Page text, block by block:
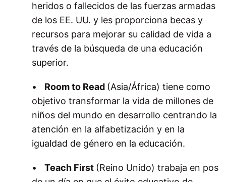
heridos o fallecidos de las fuerzas armadas
de los EE. UU. y les proporciona becas y
recursos para mejorar su calidad de vida a
través de la búsqueda de una educación
superior.
• Room to Read (Asia/África) tiene como
objetivo transformar la vida de millones de
niños del mundo en desarrollo centrando la
atención en la alfabetización y en la
igualdad de género en la educación.
• Teach First (Reino Unido) trabaja en pos